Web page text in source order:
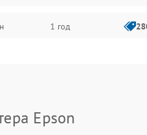
1 год
Epson